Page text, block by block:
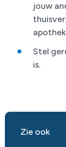
jouw
Stel
is.
Zie ook